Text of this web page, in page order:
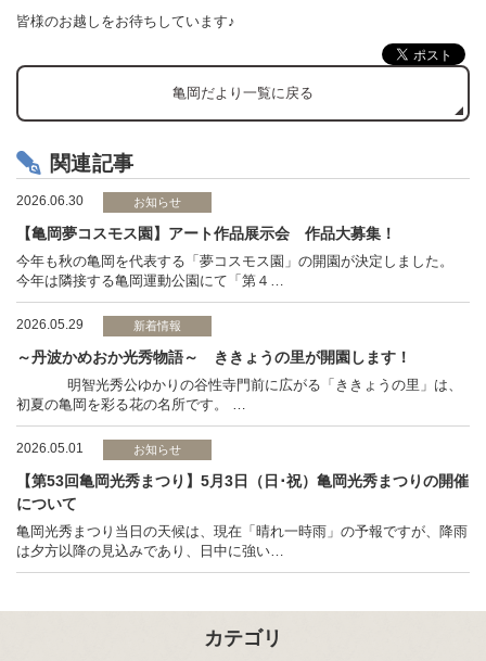
皆様のお越しをお待ちしています♪
亀岡だより一覧に戻る
関連記事
2026.06.30 お知らせ
【亀岡夢コスモス園】アート作品展示会 作品大募集！
今年も秋の亀岡を代表する「夢コスモス園」の開園が決定しました。
今年は隣接する亀岡運動公園にて「第４…
2026.05.29 新着情報
～丹波かめおか光秀物語～ ききょうの里が開園します！
明智光秀公ゆかりの谷性寺門前に広がる「ききょうの里」は、
初夏の亀岡を彩る花の名所です。 …
2026.05.01 お知らせ
【第53回亀岡光秀まつり】5月3日（日･祝）亀岡光秀まつりの開催
について
亀岡光秀まつり当日の天候は、現在「晴れ一時雨」の予報ですが、降雨
は夕方以降の見込みであり、日中に強い…
カテゴリ